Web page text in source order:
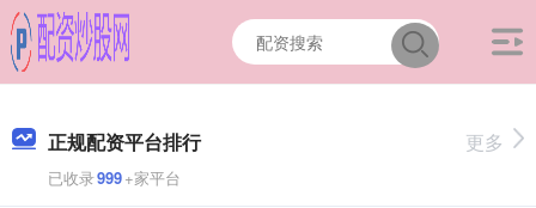
正规配资平台排行
已收录999+家平台
更多